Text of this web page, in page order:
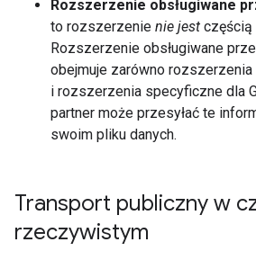
Rozszerzenie obsługiwane
to rozszerzenie nie jest częścią
Rozszerzenie obsługiwane
obejmuje zarówno rozszerzenia
i rozszerzenia specyficzne dla
partner może przesyłać te
swoim pliku danych.
Transport publiczny w
rzeczywistym